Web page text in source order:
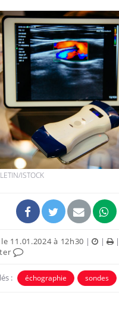
ISTOCK
11.01.2024 à 12h30 | |
: échographie sondes